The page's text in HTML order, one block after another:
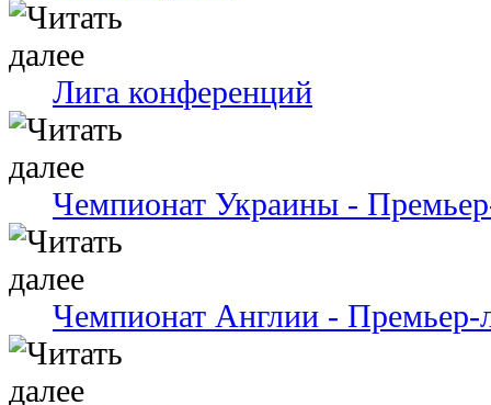
Лига конференций
Чемпионат Украины -
Чемпионат Англии - Премьер-